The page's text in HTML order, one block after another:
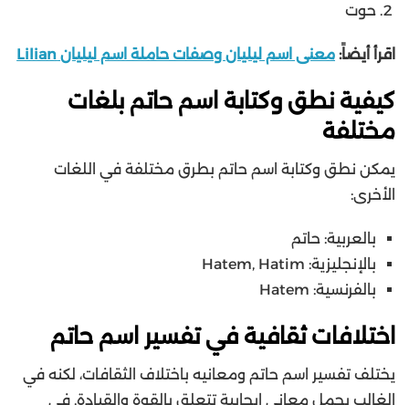
حوت
اقرأ أيضاً: معنى اسم ليليان وصفات حاملة اسم ليليان Lilian
كيفية نطق وكتابة اسم حاتم بلغات
مختلفة
يمكن نطق وكتابة اسم حاتم بطرق مختلفة في اللغات
الأخرى:
بالعربية: حاتم
بالإنجليزية: Hatem, Hatim
بالفرنسية: Hatem
اختلافات ثقافية في تفسير اسم حاتم
يختلف تفسير اسم حاتم ومعانيه باختلاف الثقافات، لكنه في
الغالب يحمل معاني إيجابية تتعلق بالقوة والقيادة. في